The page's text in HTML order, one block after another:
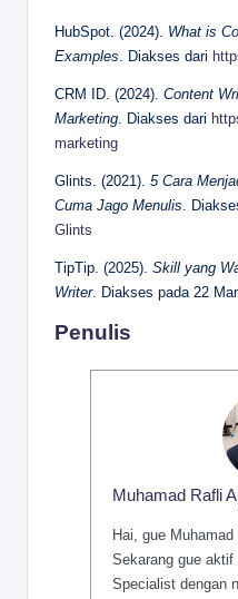
HubSpot. (2024). What is
Examples. Diakses dari
CRM ID. (2024). Content
Marketing. Diakses dari
marketing
Glints. (2021). 5 Cara
Cuma Jago Menulis.
Glints
TipTip. (2025). Skill yang
Writer. Diakses pada 22
Penulis
Muhamad Rafli
Hai, gue
Sekarang gue
Specialist dengan